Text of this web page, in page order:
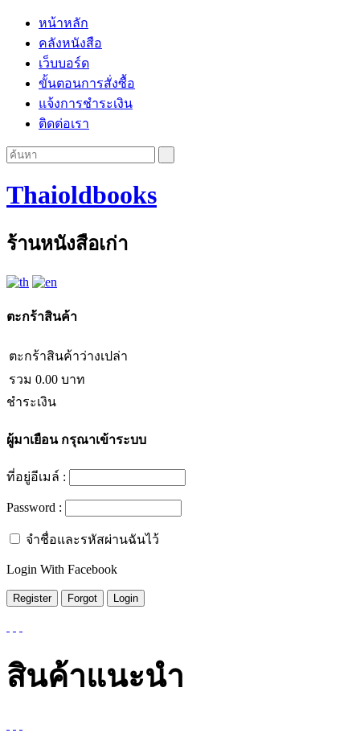
หน้าหลัก
คลังหนังสือ
เว็บบอร์ด
ขั้นตอนการสั่งซื้อ
แจ้งการชำระเงิน
ติดต่อเรา
Thaioldbooks
ร้านหนังสือเก่า
ตะกร้าสินค้า
ตะกร้าสินค้าว่างเปล่า
รวม 0.00 บาท
ชำระเงิน
ผู้มาเยือนกรุณาเข้าระบบ
ที่อยู่อีเมล์ :
Password :
จำชื่อและรหัสผ่านฉันไว้
Login With Facebook
สินค้าแนะนำ